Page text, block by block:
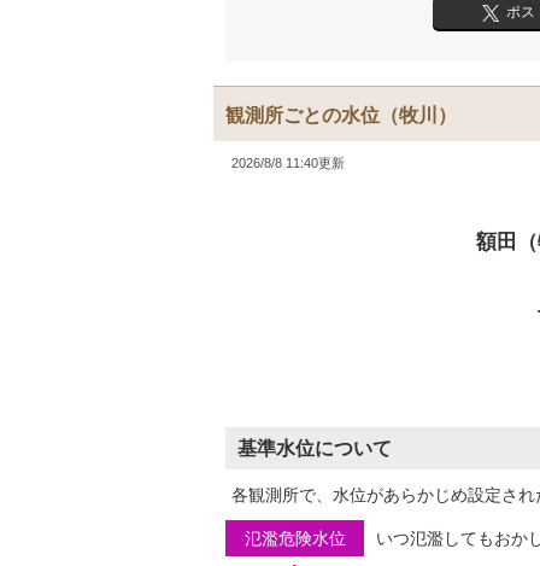
ポス
観測所ごとの水位 （牧川）
2026/8/8 11:40更新
額田
基準水位について
各観測所で、水位があらかじめ設定さ
氾濫危険水位 いつ氾濫してもおか